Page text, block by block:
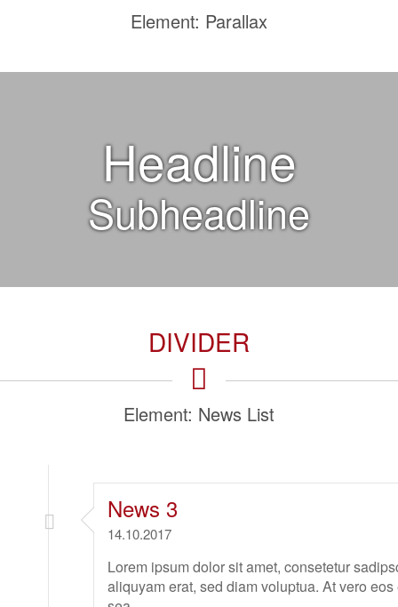
Element: Parallax
Headline
Subheadline
DIVIDER
Element: News List
News 3
14.10.2017
Lorem ipsum dolor sit amet, consetetur
aliquyam erat, sed diam voluptua. At vero